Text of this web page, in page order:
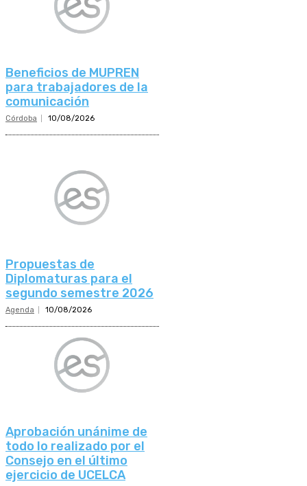
Beneficios de MUPREN
para trabajadores de la
comunicación
Córdoba 10/08/2026
Propuestas de
Diplomaturas para el
segundo semestre 2026
Agenda 10/08/2026
Aprobación unánime de
todo lo realizado por el
Consejo en el último
ejercicio de UCELCA